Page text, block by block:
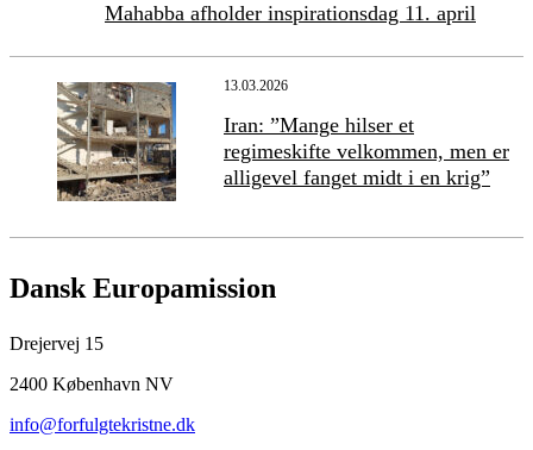
Mahabba afholder inspirationsdag 11. april
13.03.2026
Iran: ”Mange hilser et
regimeskifte velkommen, men er
alligevel fanget midt i en krig”
Dansk Europamission
Drejervej 15
2400 København NV
info@forfulgtekristne.dk